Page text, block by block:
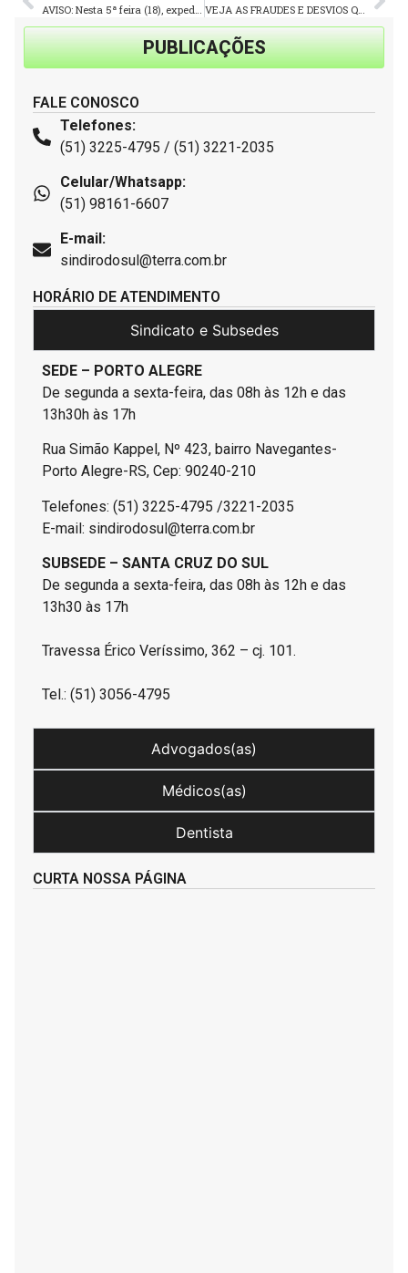
VEJA AS FRAUDES E DESVIOS QUE A AUDITORIA APONTOU NAS GESTÕES DE MOACIR, ESPÍNDOLA E ZÉ PREFEITO
PUBLICAÇÕES
FALE CONOSCO
Telefones:
(51) 3225-4795 / (51) 3221-2035
Celular/Whatsapp:
(51) 98161-6607
E-mail:
sindirodosul@terra.com.br
HORÁRIO DE ATENDIMENTO
Sindicato e Subsedes
SEDE – PORTO ALEGRE
De segunda a sexta-feira, das 08h às 12h e das
13h30h às 17h
Rua Simão Kappel, Nº 423, bairro Navegantes-
Porto Alegre-RS, Cep: 90240-210
Telefones: (51) 3225-4795 /3221-2035
E-mail: sindirodosul@terra.com.br
SUBSEDE – SANTA CRUZ DO SUL
De segunda a sexta-feira, das 08h às 12h e das
13h30 às 17h
Travessa Érico Veríssimo, 362 – cj. 101.
Tel.: (51) 3056-4795
Advogados(as)
Médicos(as)
Dentista
CURTA NOSSA PÁGINA